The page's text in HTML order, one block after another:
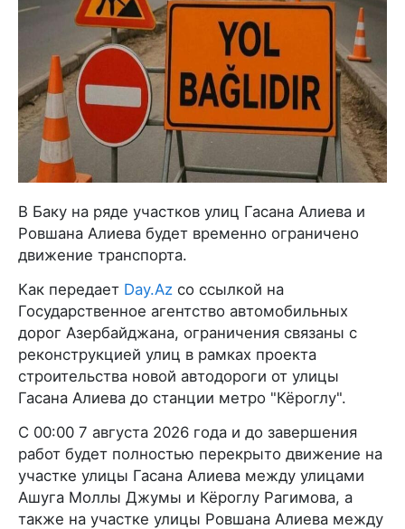
В Баку на ряде участков улиц Гасана Алиева и
Ровшана Алиева будет временно ограничено
движение транспорта.
Как передает Day.Az со ссылкой на
Государственное агентство автомобильных
дорог Азербайджана, ограничения связаны с
реконструкцией улиц в рамках проекта
строительства новой автодороги от улицы
Гасана Алиева до станции метро "Кёроглу".
С 00:00 7 августа 2026 года и до завершения
работ будет полностью перекрыто движение на
участке улицы Гасана Алиева между улицами
Ашуга Моллы Джумы и Кёроглу Рагимова, а
также на участке улицы Ровшана Алиева между